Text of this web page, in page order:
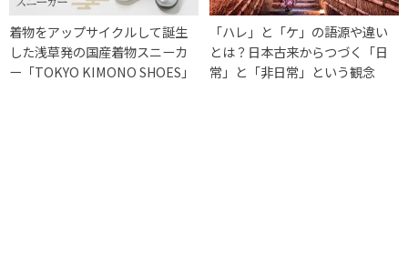
着物をアップサイクルして誕生
した浅草発の国産着物スニーカ
ー「TOKYO KIMONO SHOES」
「ハレ」と「ケ」の語源や違い
とは？日本古来からつづく「日
常」と「非日常」という観念